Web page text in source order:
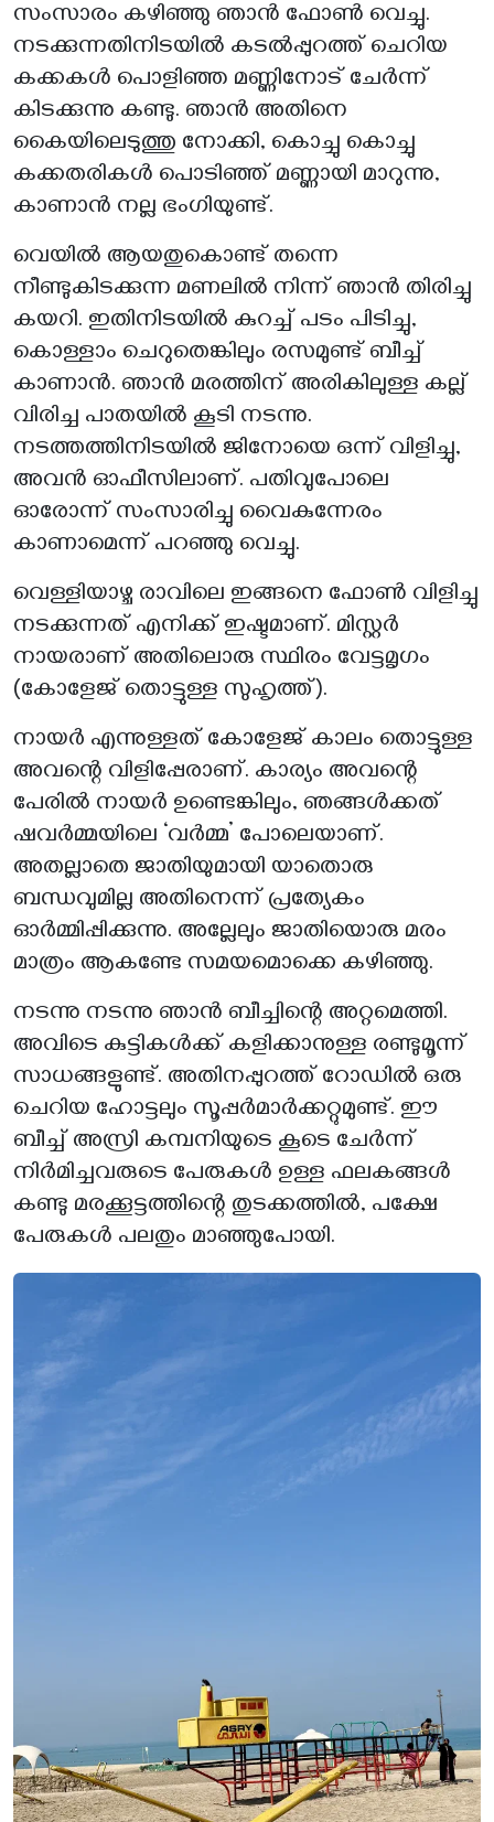
സംസാരം കഴിഞ്ഞു ഞാൻ ഫോൺ വെച്ചു.
നടക്കുന്നതിനിടയിൽ കടൽപ്പുറത്ത് ചെറിയ
കക്കകൾ പൊളിഞ്ഞ മണ്ണിനോട് ചേർന്ന്
കിടക്കുന്നു കണ്ടു. ഞാൻ അതിനെ
കൈയിലെടുത്തു നോക്കി, കൊച്ചു കൊച്ചു
കക്കതരികൾ പൊടിഞ്ഞ് മണ്ണായി മാറുന്നു,
കാണാൻ നല്ല ഭംഗിയുണ്ട്.
വെയിൽ ആയതുകൊണ്ട് തന്നെ
നീണ്ടുകിടക്കുന്ന മണലിൽ നിന്ന് ഞാൻ തിരിച്ചു
കയറി. ഇതിനിടയിൽ കുറച്ച് പടം പിടിച്ചു,
കൊള്ളാം ചെറുതെങ്കിലും രസമുണ്ട് ബീച്ച്
കാണാൻ. ഞാൻ മരത്തിന് അരികിലുള്ള കല്ല്
വിരിച്ച പാതയിൽ കൂടി നടന്നു.
നടത്തത്തിനിടയിൽ ജിനോയെ ഒന്ന് വിളിച്ചു,
അവൻ ഓഫീസിലാണ്. പതിവുപോലെ
ഓരോന്ന് സംസാരിച്ചു വൈകുന്നേരം
കാണാമെന്ന് പറഞ്ഞു വെച്ചു.
വെള്ളിയാഴ്ച രാവിലെ ഇങ്ങനെ ഫോൺ വിളിച്ചു
നടക്കുന്നത് എനിക്ക് ഇഷ്ടമാണ്. മിസ്റ്റർ
നായരാണ് അതിലൊരു സ്ഥിരം വേട്ടമൃഗം
(കോളേജ് തൊട്ടുള്ള സുഹൃത്ത്).
നായർ എന്നുള്ളത് കോളേജ് കാലം തൊട്ടുള്ള
അവന്റെ വിളിപ്പേരാണ്. കാര്യം അവന്റെ
പേരിൽ നായർ ഉണ്ടെങ്കിലും, ഞങ്ങൾക്കത്
ഷവർമ്മയിലെ ‘വർമ്മ’ പോലെയാണ്.
അതല്ലാതെ ജാതിയുമായി യാതൊരു
ബന്ധവുമില്ല അതിനെന്ന് പ്രത്യേകം
ഓർമ്മിപ്പിക്കുന്നു. അല്ലേലും ജാതിയൊരു മരം
മാത്രം ആകണ്ടേ സമയമൊക്കെ കഴിഞ്ഞു.
നടന്നു നടന്നു ഞാൻ ബീച്ചിന്റെ അറ്റമെത്തി.
അവിടെ കുട്ടികൾക്ക് കളിക്കാനുള്ള രണ്ടുമൂന്ന്
സാധങ്ങളുണ്ട്. അതിനപ്പുറത്ത് റോഡിൽ ഒരു
ചെറിയ ഹോട്ടലും സൂപ്പർമാർക്കറ്റുമുണ്ട്. ഈ
ബീച്ച് അസ്രി കമ്പനിയുടെ കൂടെ ചേർന്ന്
നിർമിച്ചവരുടെ പേരുകൾ ഉള്ള ഫലകങ്ങൾ
കണ്ടു മരക്കൂട്ടത്തിന്റെ തുടക്കത്തിൽ, പക്ഷേ
പേരുകൾ പലതും മാഞ്ഞുപോയി.